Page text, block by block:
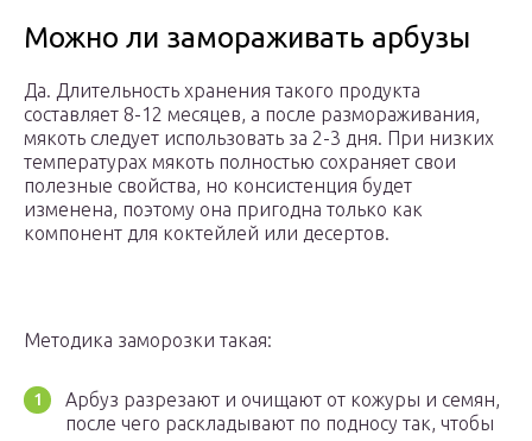
Можно ли замораживать арбузы
Да. Длительность хранения такого продукта
составляет 8-12 месяцев, а после размораживания,
мякоть следует использовать за 2-3 дня. При низких
температурах мякоть полностью сохраняет свои
полезные свойства, но консистенция будет
изменена, поэтому она пригодна только как
компонент для коктейлей или десертов.
Методика заморозки такая:
Арбуз разрезают и очищают от кожуры и семян,
после чего раскладывают по подносу так, чтобы